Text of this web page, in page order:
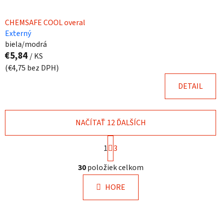
CHEMSAFE COOL overal
Externý
biela/modrá
€5,84 / KS
(€4,75 bez DPH)
DETAIL
O
v
l
á
d
NAČÍTAŤ 12 ĎALŠÍCH
S
t
r
á
n
k
1 3
30položiek celkom
HORE